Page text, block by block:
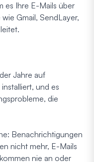
es Ihre E-Mails über
Gmail, SendLayer,
Jahre auf
und es
die
Benachrichtigungen
nicht mehr, E-Mails
nie an oder